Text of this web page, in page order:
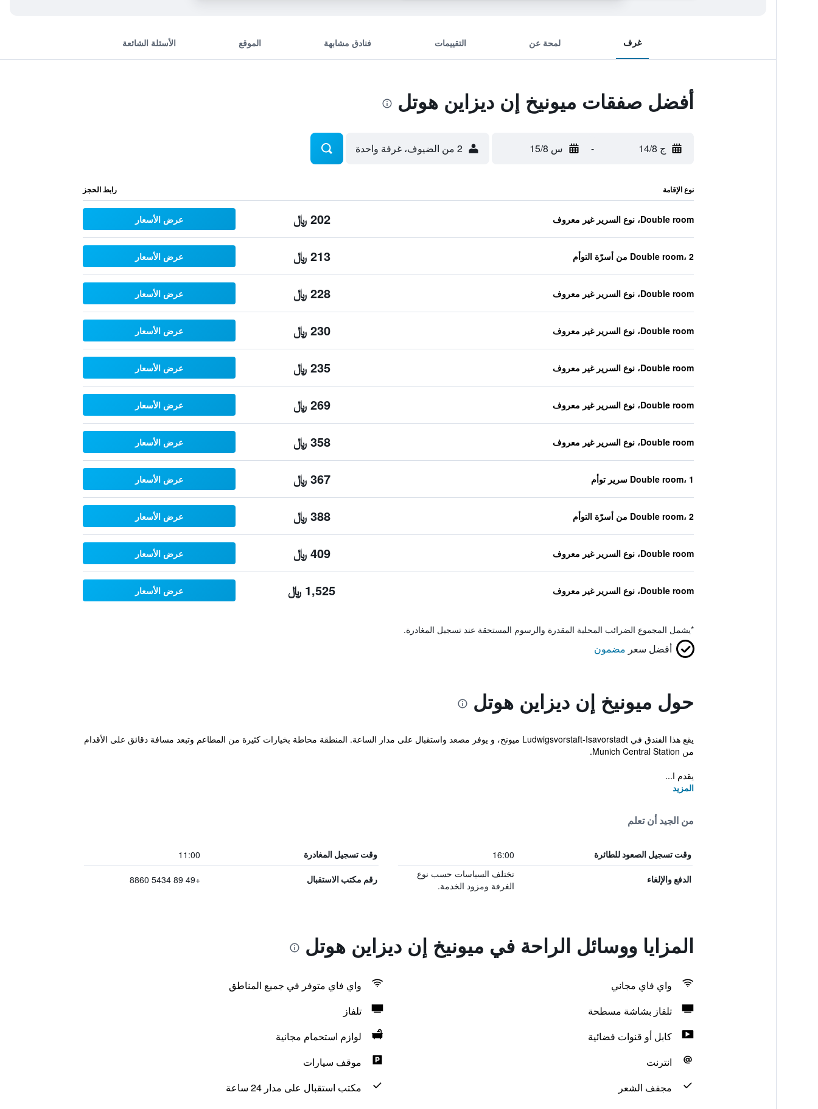
غرف لمحة عن التقييمات فنادق مشابهة الموقع الأسئلة الشائعة
أفضل صفقات ميونيخ إن ديزاين هوتل
ج 14/8 - س 15/8 2 من الضيوف، غرفة واحدة
نوع الإقامة رابط الحجز
Double room، نوع السرير غير معروف 202 ﷼ عرض الأسعار
Double room، 2 من أسرّة التوأم 213 ﷼ عرض الأسعار
Double room، نوع السرير غير معروف 228 ﷼ عرض الأسعار
Double room، نوع السرير غير معروف 230 ﷼ عرض الأسعار
Double room، نوع السرير غير معروف 235 ﷼ عرض الأسعار
Double room، نوع السرير غير معروف 269 ﷼ عرض الأسعار
Double room، نوع السرير غير معروف 358 ﷼ عرض الأسعار
Double room، 1 سرير توأم 367 ﷼ عرض الأسعار
Double room، 2 من أسرّة التوأم 388 ﷼ عرض الأسعار
Double room، نوع السرير غير معروف 409 ﷼ عرض الأسعار
Double room، نوع السرير غير معروف 1,525 ﷼ عرض الأسعار
*يشمل المجموع الضرائب المحلية المقدرة والرسوم المستحقة عند تسجيل المغادرة.
أفضل سعر مضمون
حول ميونيخ إن ديزاين هوتل
يقع هذا الفندق في Ludwigsvorstaft-Isavorstadt ميونخ، و يوفر مصعد واستقبال على مدار الساعة. المنطقة محاطة بخيارات كثيرة من المطاعم وتبعد مسافة دقائق على الأقدام
من Munich Central Station.
يقدم ا...
المزيد
من الجيد أن تعلم
وقت تسجيل الصعود للطائرة 16:00 وقت تسجيل المغادرة 11:00
الدفع والإلغاء
تختلف السياسات حسب نوع
الغرفة ومزود الخدمة.
رقم مكتب الاستقبال +49 89 5434 8860
المزايا ووسائل الراحة في ميونيخ إن ديزاين هوتل
واي فاي مجاني
واي فاي متوفر في جميع المناطق
تلفاز بشاشة مسطحة
تلفاز
كابل أو قنوات فضائية
لوازم استحمام مجانية
انترنت
موقف سيارات
مجفف الشعر
مكتب استقبال على مدار 24 ساعة